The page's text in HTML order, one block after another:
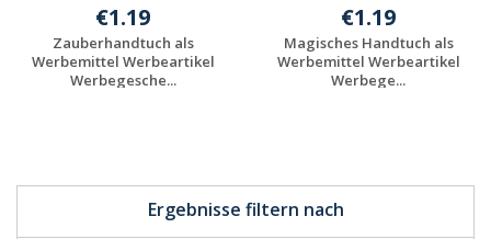
Ergebnisse filtern nach
€1.19
Zauberhandtuch als
Werbemittel Werbeartikel
Werbegesche...
€1.19
Magisches Handtuch als
Werbemittel Werbeartikel
Werbege...